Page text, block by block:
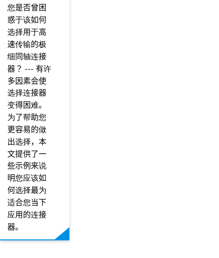
您是否曾困
惑于该如何
选择用于高
速传输的极
细同轴连接
器？ --- 有许
多因素会使
选择连接器
变得困难。 ​​​​​​​
为了帮助您
更容易的做
出选择，本
文提供了一
些示例来说
明您应该如
何选择最为
适合您当下
应用的连接
器。